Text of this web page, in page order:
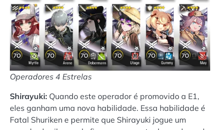
Operadores 4 Estrelas
Shirayuki: Quando este operador é promovido a E1,
eles ganham uma nova habilidade. Essa habilidade é
Fatal Shuriken e permite que Shirayuki jogue um